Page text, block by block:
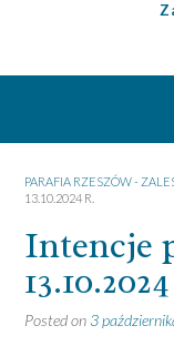
PARAFIA RZESZÓW -
13.10.2024 R.
Intencje
Posted on 3